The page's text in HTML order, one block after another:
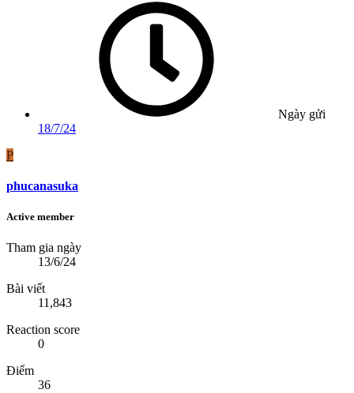
Ngày gửi
18/7/24
P
phucanasuka
Active member
Tham gia ngày
13/6/24
Bài viết
11,843
Reaction score
0
Điểm
36